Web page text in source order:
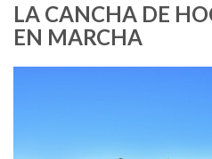
LA CANCHA DE
EN MARCHA